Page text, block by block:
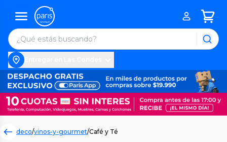
deco/vinos-y-gourmet/Café y Té